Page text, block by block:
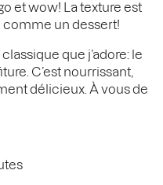
et wow! La texture est
un dessert!
que j’adore: le
C’est nourrissant,
délicieux. À vous de